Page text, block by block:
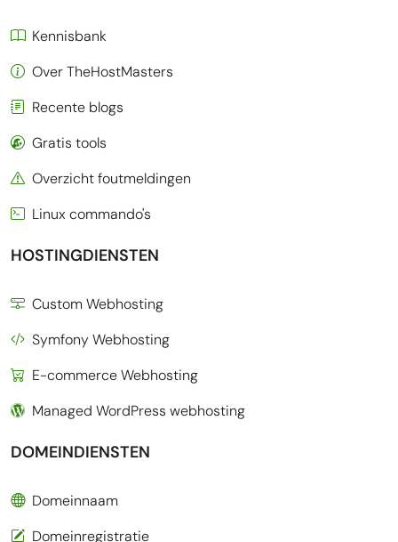
Kennisbank
Over TheHostMasters
Recente blogs
Gratis tools
Overzicht foutmeldingen
Linux commando's
HOSTINGDIENSTEN
Custom Webhosting
Symfony Webhosting
E-commerce Webhosting
Managed WordPress webhosting
DOMEINDIENSTEN
Domeinnaam
Domeinregistratie